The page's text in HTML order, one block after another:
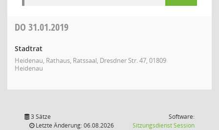
DO 31.01.2019
Stadtrat
Heidenau, Rathaus, Ratssaal, Dresdner Str. 47, 01809
Heidenau
3 Sätze
Letzte Änderung: 06.08.2026
Software:
SitzungsdienstSession(Wird in